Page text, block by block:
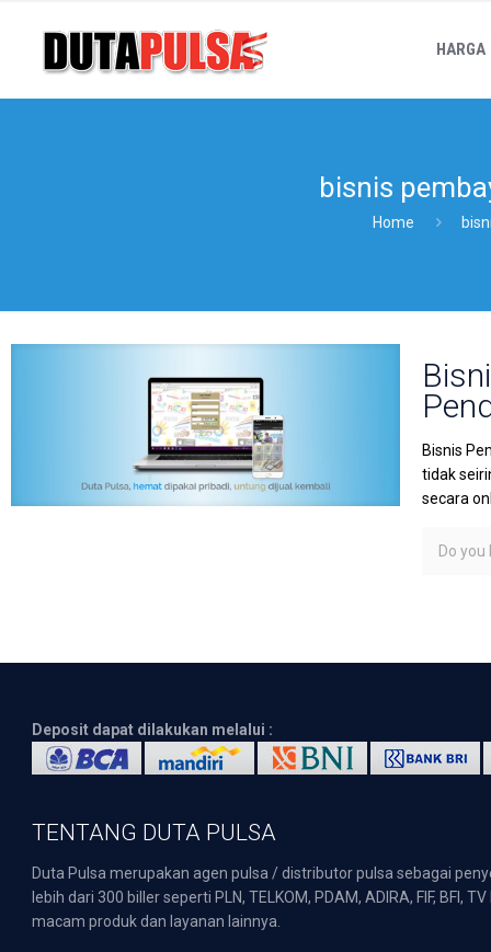
HARGA
bisnis
Home
Bisnis
tidak
secara
Do you
Deposit dapat dilakukan melalui :
TENTANG DUTA PULSA
Duta Pulsa merupakan agen pulsa / distributor pulsa sebagai
lebih dari 300 biller seperti PLN, TELKOM, PDAM, ADIRA, FIF,
macam produk dan layanan lainnya.